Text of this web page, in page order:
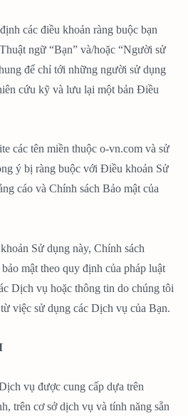
các điều khoản ràng buộc bạn
ngữ “Bạn” và/hoặc “Người sử
để chỉ tới những người sử dụng
cứu kỹ và lưu lại một bản Điều
các tên miền thuộc o-vn.com và sử
ý bị ràng buộc với Điều khoản Sử
cáo và Chính sách Bảo mật của
Sử dụng này, Chính sách
mật theo quy định của pháp luật
Dịch vụ hoặc thông tin do chúng tôi
việc sử dụng các Dịch vụ của Bạn.
vụ được cung cấp dựa trên
trên cơ sở dịch vụ và tính năng sẵn